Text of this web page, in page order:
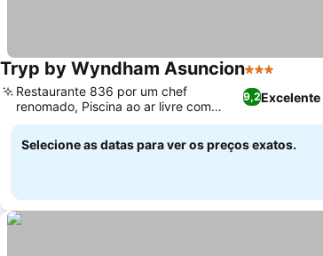
Tryp by Wyndham Asuncion3 Estrelas
9,2Excelente
Restaurante 836 por um chef
renomado, Piscina ao ar livre com
terraço relaxante
Selecione as datas para ver os preços exatos.